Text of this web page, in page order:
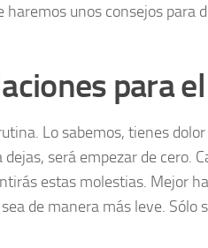
haremos unos consejos para
para
Lo sabemos, tienes
será empezar de cero.
estas molestias. Mejor
de manera más leve. Sólo